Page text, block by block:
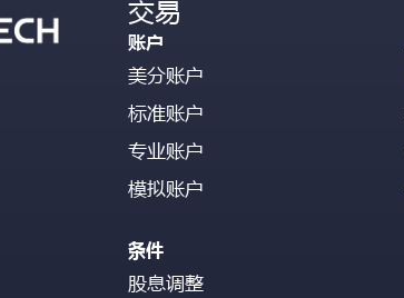
交易
账户
美分账户
标准账户
专业账户
模拟账户
条件
股息调整